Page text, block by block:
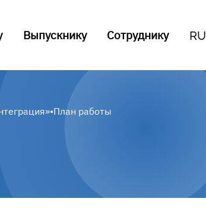
Выпускнику Сотруднику RU
•План работы